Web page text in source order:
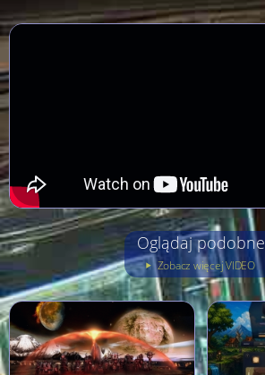
Oglądaj podobne
Zobacz więcej VIDEO